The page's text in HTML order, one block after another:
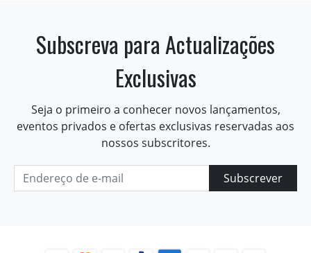
Subscreva para Actualizações
Exclusivas
Seja o primeiro a conhecer novos lançamentos,
eventos privados e ofertas exclusivas reservadas aos
nossos subscritores.
Subscrever